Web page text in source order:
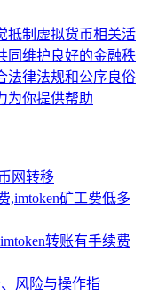
抵制虚拟货币相关活
同维护良好的金融秩
法律法规和公序良俗
为你提供帮助
网转移
,imtoken矿工费低多
转账有手续费
风险与操作指